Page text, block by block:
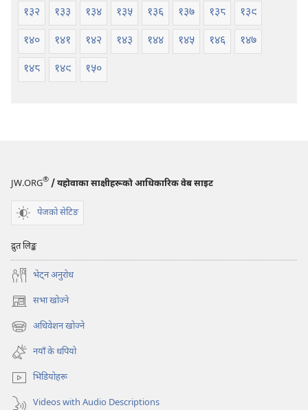
१३२
१३३ १३४ १३५ १३६ १३७ १३८
१३९
१४०
१४१ १४२ १४३ १४४ १४५ १४६
१४७
१४८
१४९ १५०
JW.ORG® / यहोवाका साक्षीहरूको आधिकारिक वेब साइट
पेजको सेटिङ
द्रुत लिङ्क
भेट्‌न अनुरोध
सभा खोज्ने
(ब्राउजरको
अर्को
ट्याबमा
नयाँ
पृष्ठ
खुल्नेछ)
अधिवेशन खोज्ने
(ब्राउजरको
अर्को
ट्याबमा
नयाँ
पृष्ठ
खुल्नेछ)
नयाँ के थपियो
भिडियोहरू
Videos with Audio Descriptions